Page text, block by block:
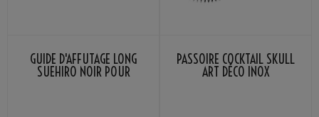
GUIDE D'AFFÛTAGE LONG
SUEHIRO NOIR POUR
PASSOIRE COCKTAIL SKULL
ART DÉCO INOX